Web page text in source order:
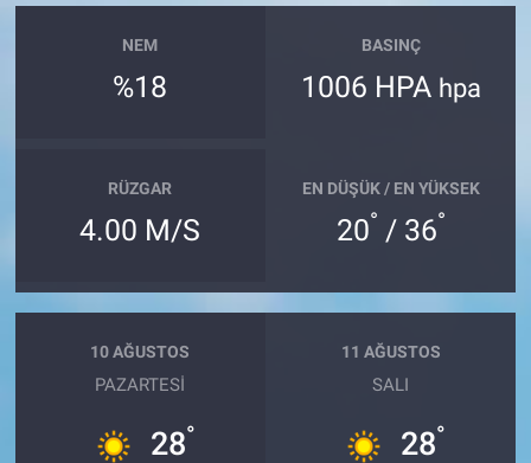
NEM
%18
BASINÇ
1006 HPA hpa
RÜZGAR
4.00 M/S
EN DÜŞÜK / EN YÜKSEK
20° / 36°
10 AĞUSTOS
PAZARTESI
28°
11 AĞUSTOS
SALI
28°